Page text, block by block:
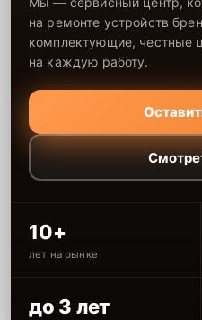
на ремонте устройств
комплектующие, честные
на каждую работу.
10+
лет на рынке
до 3 лет